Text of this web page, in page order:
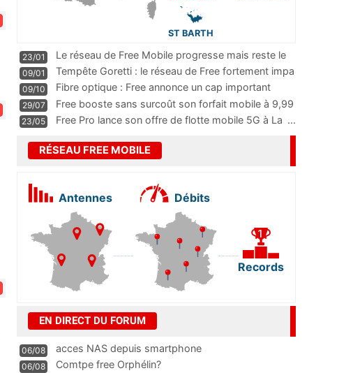
ST BARTH
23/01
Le réseau de Free Mobile progresse mais reste le
m
...
09/01
Tempête Goretti : le réseau de Free fortement impa
09/10
Fibre optique : Free annonce un cap important
pass
...
29/07
Free booste sans surcoût son forfait mobile à 9,99
23/05 Free Pro lance son offre de flotte mobile 5G à La ...
RÉSEAU FREE MOBILE
Antennes Débits
Records
EN DIRECT DU FORUM
06/08 acces NAS depuis smartphone
06/08 Comtpe free Orphélin?